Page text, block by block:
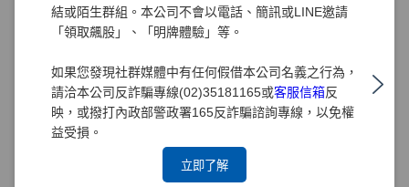
結或陌生群組。本公司不會以電話、簡訊或LINE邀請
「領取飆股」、「明牌體驗」等。
如果您發現社群媒體中有任何假借本公司名義之行為，
請洽本公司反詐騙專線(02)35181165或客服信箱反
映，或撥打內政部警政署165反詐騙諮詢專線，以免權
益受損。
立即了解